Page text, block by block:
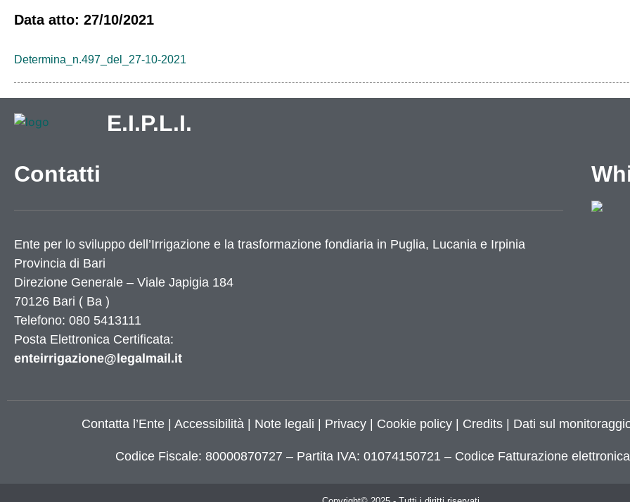
Data atto: 27/10/2021
Determina_n.497_del_27-10-2021
E.I.P.L.I.
Contatti
Ente per lo sviluppo dell’Irrigazione e la trasformazione fondiaria in Puglia, Lucania e Irpinia
Provincia di Bari
Direzione Generale – Viale Japigia 184
70126 Bari ( Ba )
Telefono: 080 5413111
Posta Elettronica Certificata:
enteirrigazione@legalmail.it
Contatta l’Ente| Accessibilità| Note legali Privacy| Cookie policy| Credits| Dati sul
Codice Fiscale: 80000870727 – Partita IVA: 01074150721 – Codice Fatturazione